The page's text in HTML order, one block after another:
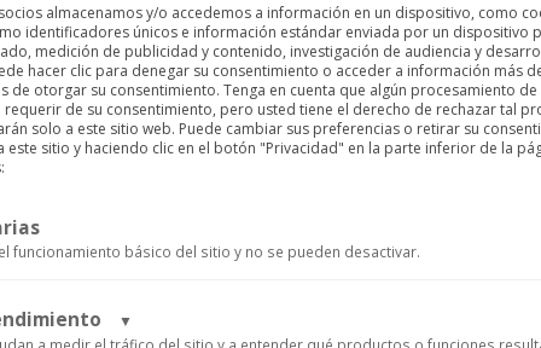
сфере
могут сделать встречу незабываемой. Это касается не
профессионала. Она может не только удовлетворить
варьироваться от разных техник массажа до различных
Профессиональные куртизанки понимают, что
almacenamos y/o accedemos a información en un dispositivo, como
identificadores únicos e información estándar enviada por un dispositivo
medición de publicidad y contenido, investigación de audiencia y
hacer clic para denegar su consentimiento o acceder a información más
de otorgar su consentimiento. Tenga en cuenta que algún procesamiento
de su consentimiento, pero usted tiene el derecho de rechazar tal
solo a este sitio web. Puede cambiar sus preferencias o retirar su
este sitio y haciendo clic en el botón "Privacidad" en la parte inferior de la
funcionamiento básico del sitio y no se pueden desactivar.
▼
a medir el tráfico del sitio y a entender qué productos o funciones